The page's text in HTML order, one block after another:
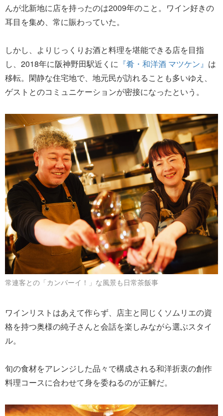
んが北新地に店を持ったのは2009年のこと。ワイン好きの
耳目を集め、常に賑わっていた。
しかし、よりじっくりお酒と料理を堪能できる店を目指
し、2018年に阪神野田駅近くに 『肴・和洋酒 マツケン』 は
移転。閑静な住宅地で、地元民が訪れることも多いゆえ、
ゲストとのコミュニケーションが密接になったという。
常連客との「カンパーイ！」な風景も日常茶飯事
ワインリストはあえて作らず、店主と同じくソムリエの資
格を持つ奥様の純子さんと会話を楽しみながら選ぶスタイ
ル。
旬の食材をアレンジした品々で構成される和洋折衷の創作
料理コースに合わせて身を委ねるのが正解だ。